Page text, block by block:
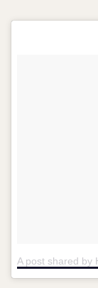
A post shared by